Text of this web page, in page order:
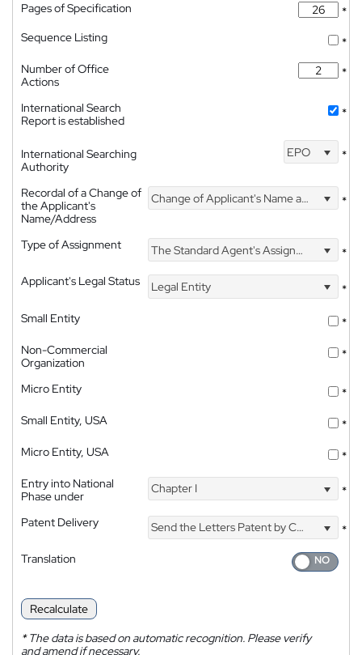
Pages of Specification
*
Sequence Listing
*
Number of Office
Actions
*
International Search
Report is established
*
International Searching
Authority
EPO *
Recordal of a Change of
the Applicant's
Name/Address
Change of Applicant's Name and Address *
Type of Assignment The Standard Agent's Assignment
*
Applicant's Legal Status
Legal Entity
*
Small Entity
*
Non-Commercial
Organization
*
Micro Entity
*
Small Entity, USA
*
Micro Entity, USA
*
Entry into National
Phase under
Chapter I *
Patent Delivery Send the Letters Patent by Courier
*
Translation
Recalculate
*The data is based on automatic recognition. Please verify
and amend if necessary.